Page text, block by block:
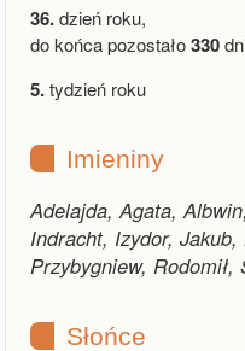
36.dzień roku,
do końca pozostało330
5.tydzień roku
Imieniny
Adelajda, Agata,
Indracht, Izydor,
Przybygniew, Rodomił,
Słońce